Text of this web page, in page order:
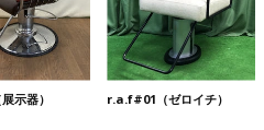
示器） r.a.f#01（ゼロイチ）